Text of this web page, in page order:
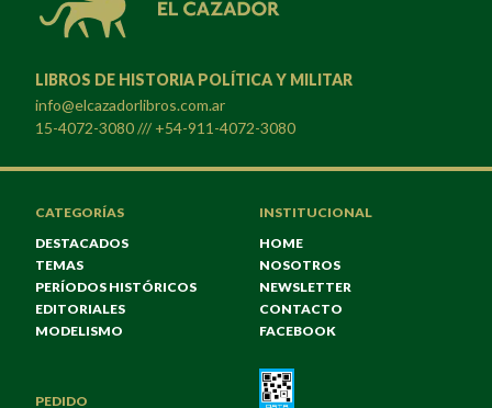
LIBROS DE HISTORIA POLÍTICA Y MILITAR
info@elcazadorlibros.com.ar
15-4072-3080 /// +54-911-4072-3080
CATEGORÍAS
DESTACADOS
TEMAS
PERÍODOS HISTÓRICOS
EDITORIALES
MODELISMO
INSTITUCIONAL
HOME
NOSOTROS
NEWSLETTER
CONTACTO
FACEBOOK
PEDIDO